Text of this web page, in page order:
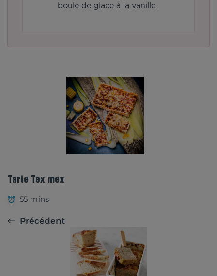
boule de glace à la vanille.
Tarte Tex mex
55 mins
Précédent